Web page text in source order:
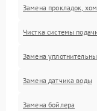
Замена прокладок,
Чистка системы
Замена
Замена датчика воды
Замена бойлера